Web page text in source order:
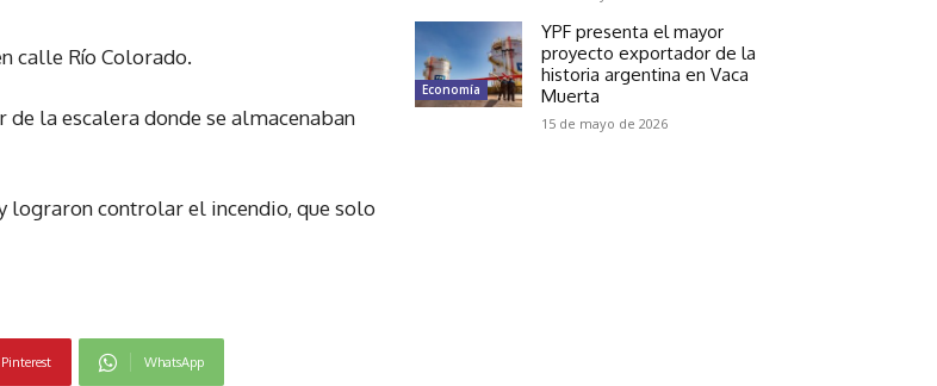
calle Río Colorado.
la escalera donde se almacenaban
lograron controlar el incendio, que solo
Pinterest WhatsApp
Economía
YPF presenta el mayor
proyecto exportador de la
historia argentina en Vaca
Muerta
15 de mayo de 2026